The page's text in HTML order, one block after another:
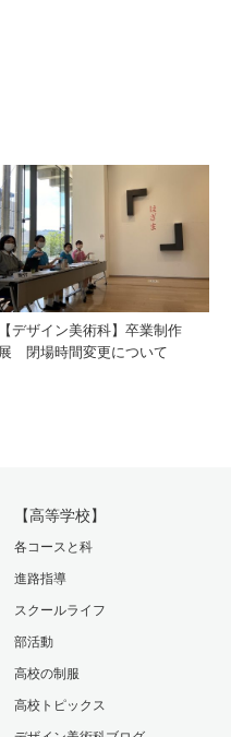
【デザイン美術科】卒業制作
展 閉場時間変更について
【高等学校】
各コースと科
進路指導
スクールライフ
部活動
高校の制服
高校トピックス